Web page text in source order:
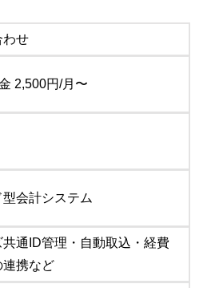
わせ
2,500円/月〜
型会計システム
共通ID管理・自動取込・経費
連携など